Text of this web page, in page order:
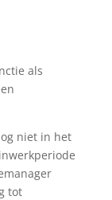
als
niet in het
tot